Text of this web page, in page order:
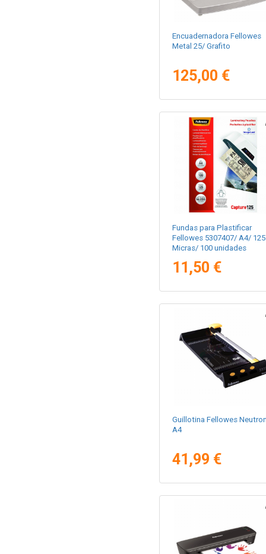
Encuadernadora Fellowes
Metal 25/ Grafito
125,00 €
Fundas para Plastificar
Fellowes 5307407/ A4/ 125
Micras/ 100 unidades
11,50 €
Guillotina Fellowes
A4
41,99 €